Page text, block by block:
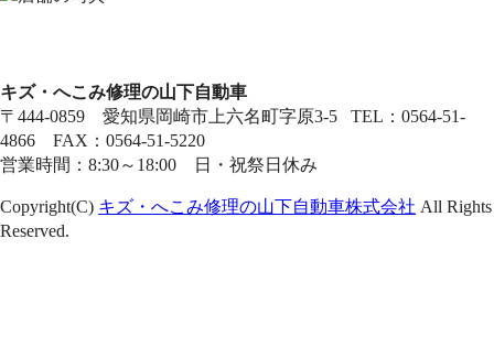
キズ・へこみ修理の山下自動車
〒444-0859 愛知県岡崎市上六名町字原3-5 TEL：0564-51-
4866 FAX：0564-51-5220
営業時間：8:30～18:00 日・祝祭日休み
Copyright(C) キズ・へこみ修理の山下自動車株式会社 All Rights
Reserved.